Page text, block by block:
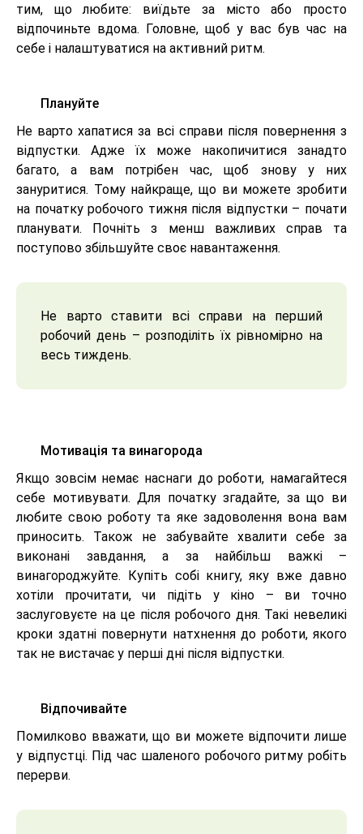
тим, що любите: виїдьте за місто або просто
відпочиньте вдома. Головне, щоб у вас був час на
себе і налаштуватися на активний ритм.
Плануйте
Не варто хапатися за всі справи після повернення з
відпустки. Адже їх може накопичитися занадто
багато, а вам потрібен час, щоб знову у них
зануритися. Тому найкраще, що ви можете зробити
на початку робочого тижня після відпустки – почати
планувати. Почніть з менш важливих справ та
поступово збільшуйте своє навантаження.
Не варто ставити всі справи на перший
робочий день – розподіліть їх рівномірно на
весь тиждень.
Мотивація та винагорода
Якщо зовсім немає наснаги до роботи, намагайтеся
себе мотивувати. Для початку згадайте, за що ви
любите свою роботу та яке задоволення вона вам
приносить. Також не забувайте хвалити себе за
виконані завдання, а за найбільш важкі –
винагороджуйте. Купіть собі книгу, яку вже давно
хотіли прочитати, чи підіть у кіно – ви точно
заслуговуєте на це після робочого дня. Такі невеликі
кроки здатні повернути натхнення до роботи, якого
так не вистачає у перші дні після відпустки.
Відпочивайте
Помилково вважати, що ви можете відпочити лише
у відпустці. Під час шаленого робочого ритму робіть
перерви.